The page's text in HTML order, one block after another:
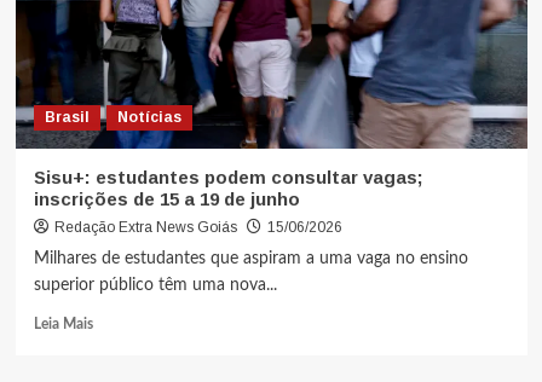
Brasil Notícias
Sisu+: estudantes podem consultar vagas;
inscrições de 15 a 19 de junho
Redação Extra News Goiás
15/06/2026
Milhares de estudantes que aspiram a uma vaga no ensino
superior público têm uma nova...
Leia Mais